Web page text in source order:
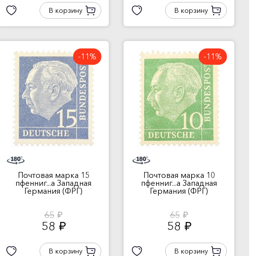
В корзину В корзину
-11%
Почтовая марка 15
пфенниг...а Западная
Германия (ФРГ)
65 руб.
58 руб.
В корзину
-11%
Почтовая марка 10
пфенниг...а Западная
Германия (ФРГ)
65 руб.
58 руб.
В корзину